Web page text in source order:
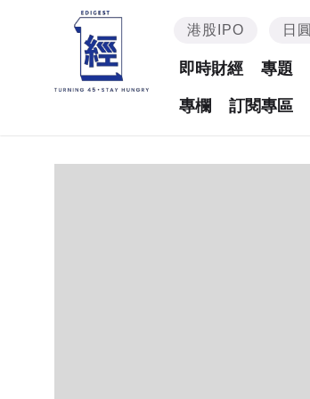
港股IPO 日圓
即時財經 專題
專欄 訂閱專區